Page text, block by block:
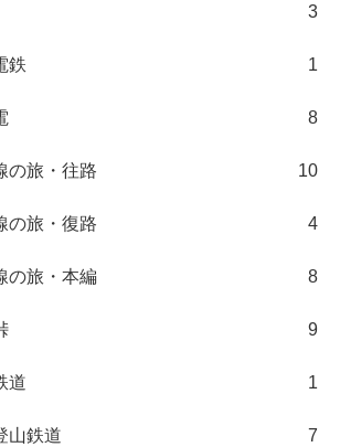
3
鉄 1
8
の旅・往路 10
の旅・復路 4
の旅・本編 8
9
道 1
山鉄道 7